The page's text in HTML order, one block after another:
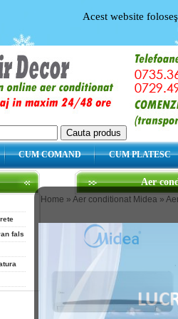
Acest website
CUM COMAND CUM PLATESC
fals
Aer
Home » Aer conditionat Midea »